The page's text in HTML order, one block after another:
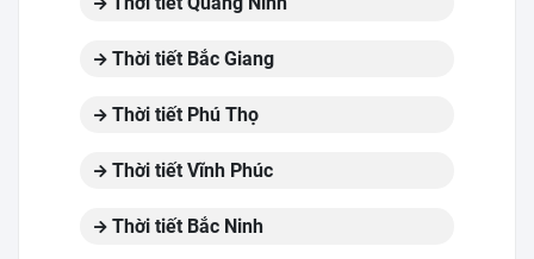
Thời tiết Bắc Giang
Thời tiết Phú Thọ
Thời tiết Vĩnh Phúc
Thời tiết Bắc Ninh